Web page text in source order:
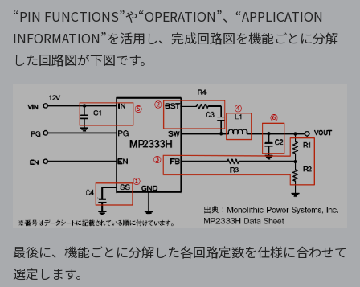
“PIN FUNCTIONS”や“OPERATION”、“APPLICATION
INFORMATION”を活用し、完成回路図を機能ごとに分解
した回路図が下図です。
最後に、機能ごとに分解した各回路定数を仕様に合わせて
選定します。